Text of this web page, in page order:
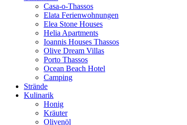
Casa-o-Thassos
Elata Ferienwohnungen
Elea Stone Houses
Helia Apartments
Ioannis Houses Thassos
Olive Dream Villas
Porto Thassos
Ocean Beach Hotel
Camping
Strände
Kulinarik
Honig
Kräuter
Olivenöl